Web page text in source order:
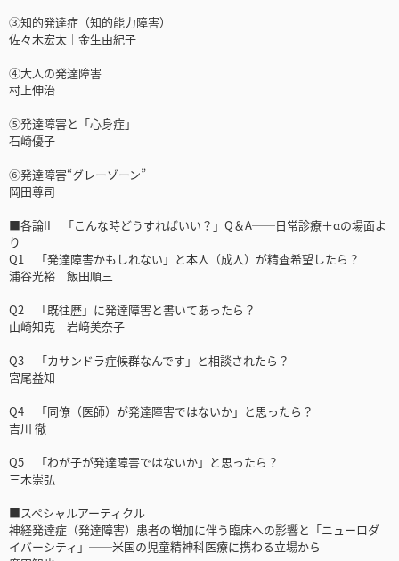
③知的発達症（知的能力障害）
佐々木宏太│金生由紀子
④大人の発達障害
村上伸治
⑤発達障害と「心身症」
石崎優子
⑥発達障害“グレーゾーン”
岡田尊司
■各論II 「こんな時どうすればいい？」Q＆A──日常診療＋αの場面よ
り
Q1 「発達障害かもしれない」と本人（成人）が精査希望したら？
浦谷光裕│飯田順三
Q2 「既往歴」に発達障害と書いてあったら？
山崎知克│岩﨑美奈子
Q3 「カサンドラ症候群なんです」と相談されたら？
宮尾益知
Q4 「同僚（医師）が発達障害ではないか」と思ったら？
吉川 徹
Q5 「わが子が発達障害ではないか」と思ったら？
三木崇弘
■スペシャルアーティクル
神経発達症（発達障害）患者の増加に伴う臨床への影響と「ニューロダ
イバーシティ」──米国の児童精神科医療に携わる立場から